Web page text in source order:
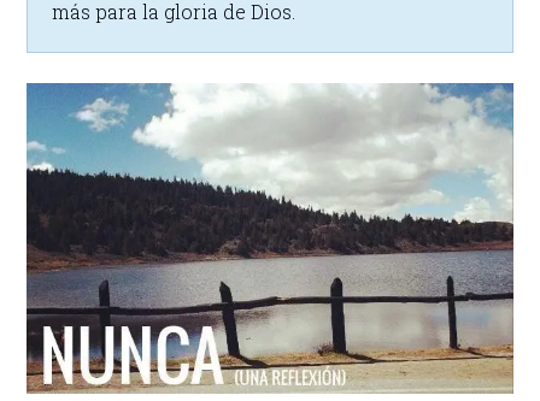
más para la gloria de Dios.